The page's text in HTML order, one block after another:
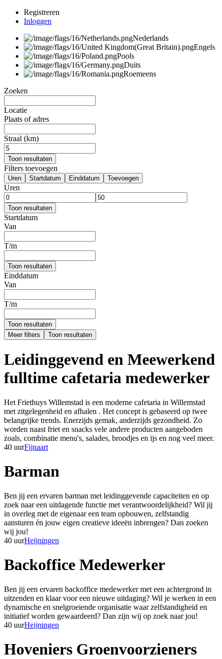
Registreren
Inloggen
Nederlands
Engels
Pools
Duits
Roemeens
Zoeken
Locatie
Plaats of adres
Straal (km)
Toon resultaten
Filters toevoegen
Uren Startdatum Einddatum Toevoegen
Uren
Toon resultaten
Startdatum
Van
T/m
Toon resultaten
Einddatum
Van
T/m
Toon resultaten
Meer filters
Toon resultaten
Leidinggevend en Meewerkend
fulltime cafetaria medewerker
Het Friethuys Willemstad is een moderne cafetaria in Willemstad
met zitgelegenheid en afhalen . Het concept is gebaseerd op twee
belangrijke trends. Enerzijds gemak, anderzijds gezondheid. Zo
worden naast friet en snacks vele andere producten aangeboden
zoals, combinatie menu's, salades, broodjes en ijs en nog veel meer.
40 uurFijnaart
Barman
Ben jij een ervaren barman met leidinggevende capaciteiten en op
zoek naar een uitdagende functie met verantwoordelijkheid? Wil jij
in overleg met de eigenaar een team opbouwen, zelfstandig
aansturen én jouw eigen creatieve ideeën inbrengen? Dan zoeken
wij jou!
40 uurHeijningen
Backoffice Medewerker
Ben jij een ervaren backoffice medewerker met een achtergrond in
uitzenden en klaar voor een nieuwe uitdaging? Wil je werken in een
dynamische en snelgroeiende organisatie waar zelfstandigheid en
initiatief worden gewaardeerd? Dan zijn wij op zoek naar jou!
40 uurHeijningen
Hoveniers Groenvoorzieners